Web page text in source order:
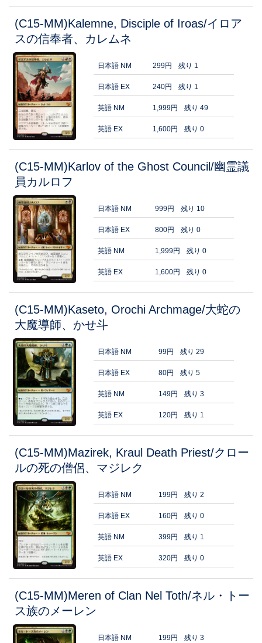
(C15-MM)Kalemne, Disciple of Iroas/イロア
スの信奉者、カレムネ
日本語 NM 299円 残り 1
日本語 EX 240円 残り 1
英語 NM 1,999円 残り 49
英語 EX 1,600円 残り 0
(C15-MM)Karlov of the Ghost Council/幽霊議
員カルロフ
日本語 NM 999円 残り 10
日本語 EX 800円 残り 0
英語 NM 1,999円 残り 0
英語 EX 1,600円 残り 0
(C15-MM)Kaseto, Orochi Archmage/大蛇の
大魔導師、かせ斗
日本語 NM 99円 残り 29
日本語 EX 80円 残り 5
英語 NM 149円 残り 3
英語 EX 120円 残り 1
(C15-MM)Mazirek, Kraul Death Priest/クロー
ルの死の僧侶、マジレク
日本語 NM 199円 残り 2
日本語 EX 160円 残り 0
英語 NM 399円 残り 1
英語 EX 320円 残り 0
(C15-MM)Meren of Clan Nel Toth/ネル・トー
ス族のメーレン
日本語 NM 199円 残り 3